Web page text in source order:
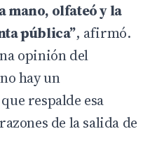
mano, olfateó y la
pública”, afirmó.
opinión del
hay un
respalde esa
de la salida de